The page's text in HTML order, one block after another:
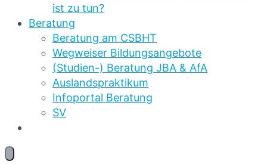
ist zu tun?
Beratung
Beratung am CSBHT
Wegweiser Bildungsangebote
(Studien-) Beratung JBA & AfA
Auslandspraktikum
Infoportal Beratung
SV